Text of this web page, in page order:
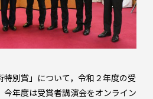
特別賞」について，令和２年度の受
年度は受賞者講演会をオンライン